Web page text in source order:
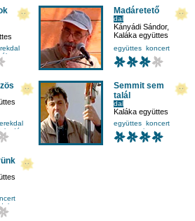
Madáretető
dal
Kányádi Sándor,
Kaláka együttes
együttes koncert
mesetv
Semmit sem
talál
dal
Kaláka együttes
együttes koncert
mesetv
ritmus